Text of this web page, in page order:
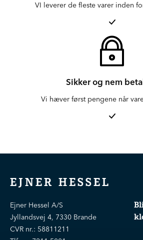
VI leverer de fleste varer inden
Sikker og nem
Vi hæver først pengene når
EJNER HESSEL
Ejner Hessel A/S
Jyllandsvej 4, 7330 Brande
CVR nr.: 58811211